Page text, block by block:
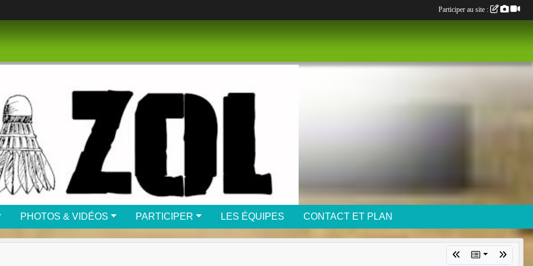
PHOTOS & VIDÉOS PARTICIPER LES ÉQUIPES CONTACT ET PLAN
Participer au site :